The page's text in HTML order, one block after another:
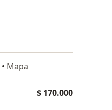
• Mapa
$ 170.000